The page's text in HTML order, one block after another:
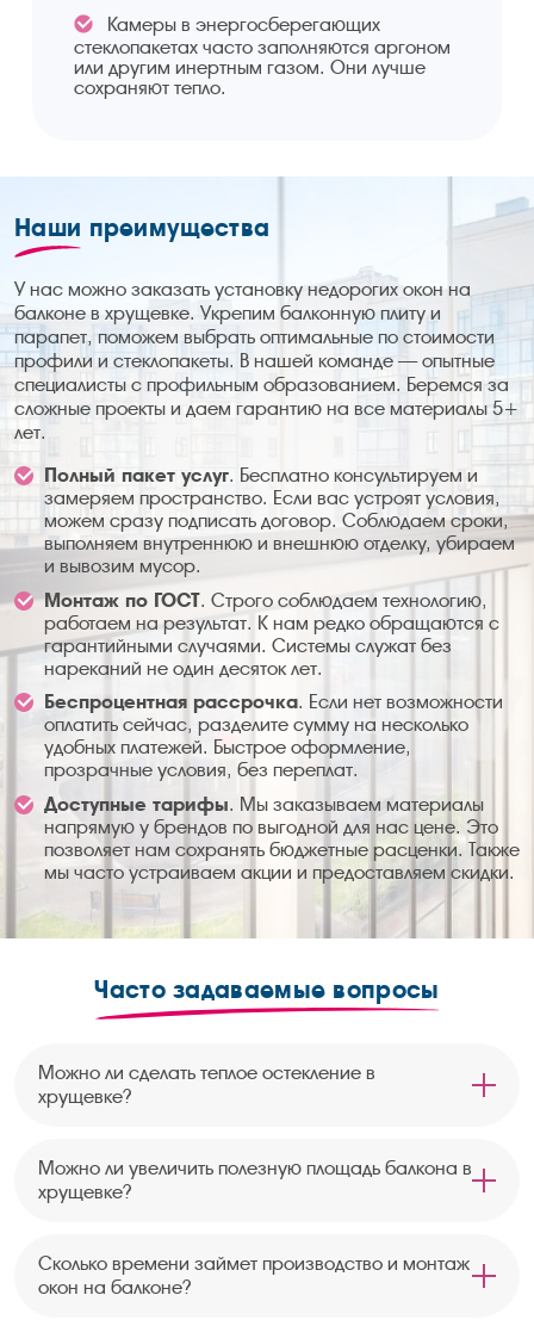
Камеры в энергосберегающих
стеклопакетах часто заполняются аргоном
или другим инертным газом. Они лучше
сохраняют тепло.
Наши преимущества
У нас можно заказать установку недорогих окон на
балконе в хрущевке. Укрепим балконную плиту и
парапет, поможем выбрать оптимальные по стоимости
профили и стеклопакеты. В нашей команде — опытные
специалисты с профильным образованием. Беремся за
сложные проекты и даем гарантию на все материалы 5+
лет.
Полный пакет услуг. Бесплатно консультируем и
замеряем пространство. Если вас устроят условия,
можем сразу подписать договор. Соблюдаем сроки,
выполняем внутреннюю и внешнюю отделку, убираем
и вывозим мусор.
Монтаж по ГОСТ. Строго соблюдаем технологию,
работаем на результат. К нам редко обращаются с
гарантийными случаями. Системы служат без
нареканий не один десяток лет.
Беспроцентная рассрочка. Если нет возможности
оплатить сейчас, разделите сумму на несколько
удобных платежей. Быстрое оформление,
прозрачные условия, без переплат.
Доступные тарифы. Мы заказываем материалы
напрямую у брендов по выгодной для нас цене. Это
позволяет нам сохранять бюджетные расценки. Также
мы часто устраиваем акции и предоставляем скидки.
Часто задаваемые вопросы
Можно ли сделать теплое остекление в
хрущевке?
Можно ли увеличить полезную площадь балкона в
хрущевке?
Сколько времени займет производство и монтаж
окон на балконе?